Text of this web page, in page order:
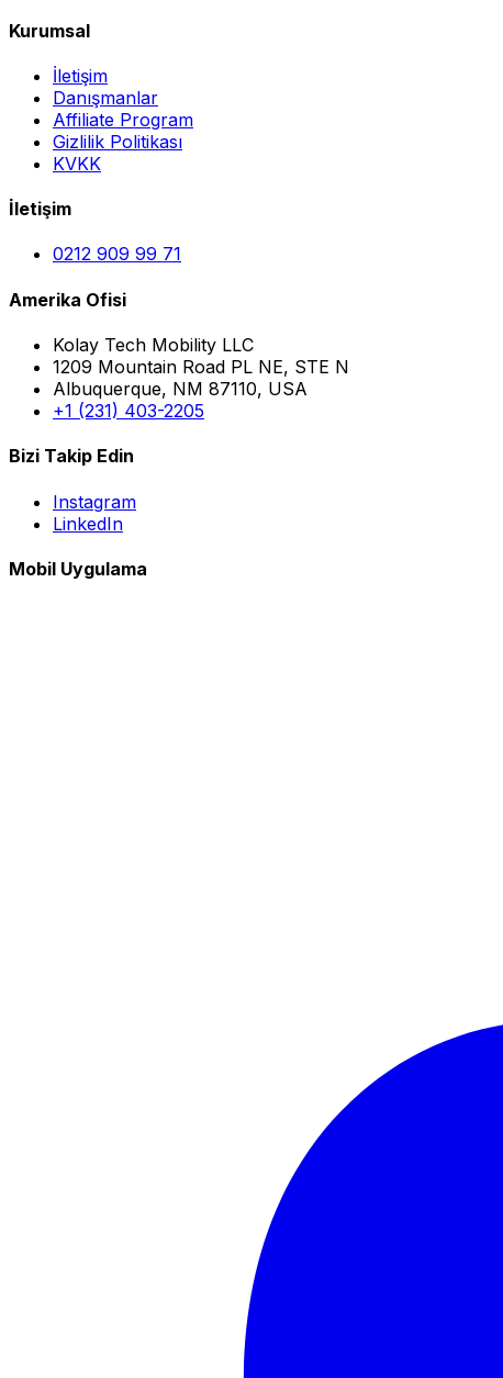
Kurumsal
İletişim
Danışmanlar
Affiliate Program
Gizlilik Politikası
KVKK
İletişim
0212 909 99 71
Amerika Ofisi
Kolay Tech Mobility LLC
1209 Mountain Road PL NE, STE N
Albuquerque, NM 87110, USA
+1 (231) 403-2205
Bizi Takip Edin
Instagram
LinkedIn
Mobil Uygulama